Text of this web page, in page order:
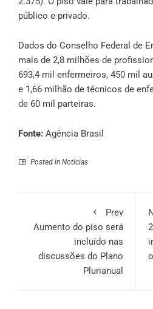
público e privado.
Dados do Conselho Federal de
mais de 2,8 milhões de
693,4 mil enfermeiros, 450 mil
e 1,66 milhão de técnicos de
de 60 mil parteiras.
Fonte: Agência Brasil
Posted in Noticias
Prev
Aumento do piso será
incluído nas
discussões do Plano
Plurianual